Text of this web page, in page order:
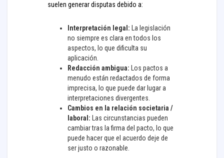
suelen generar disputas debido a:
Interpretación legal: La legislación
no siempre es clara en todos los
aspectos, lo que dificulta su
aplicación.
Redacción ambigua: Los pactos a
menudo están redactados de forma
imprecisa, lo que puede dar lugar a
interpretaciones divergentes.
Cambios en la relación societaria /
laboral: Las circunstancias pueden
cambiar tras la firma del pacto, lo que
puede hacer que el acuerdo deje de
ser justo o razonable.